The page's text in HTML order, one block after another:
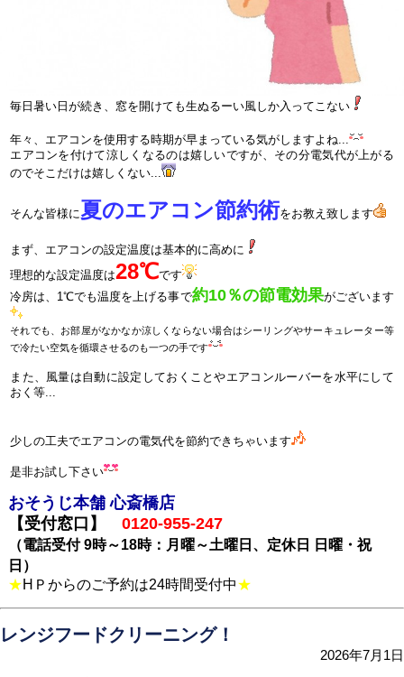
毎日暑い日が続き、窓を開けても生ぬるーい風しか入ってこない
年々、エアコンを使用する時期が早まっている気がしますよね...
エアコンを付けて涼しくなるのは嬉しいですが、その分電気代が上がる
のでそこだけは嬉しくない...
そんな皆様に夏のエアコン節約術をお教え致します
まず、エアコンの設定温度は基本的に高めに
理想的な設定温度は28℃です
冷房は、1℃でも温度を上げる事で約10％の節電効果がございます
それでも、お部屋がなかなか涼しくならない場合はシーリングやサーキュレーター等
で冷たい空気を循環させるのも一つの手です
また、風量は自動に設定しておくことやエアコンルーバーを水平にして
おく等...
少しの工夫でエアコンの電気代を節約できちゃいます
是非お試し下さい
おそうじ本舗 心斎橋店
【受付窓口】 0120-955-247
（電話受付 9時～18時：月曜～土曜日、定休日 日曜・祝
日）
★HＰからのご予約は24時間受付中★
レンジフードクリーニング！
2026年7月1日